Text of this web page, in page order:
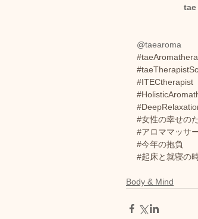
@taearoma
#ITECtherapist
#女性の幸せの
#アロママッサ
#今年の抱負
#起床と就寝の
Body & Mind